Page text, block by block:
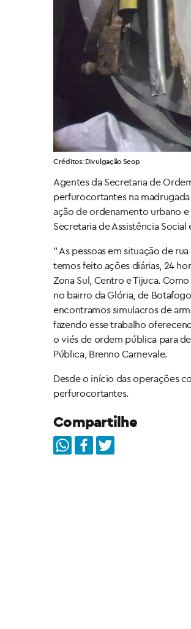
Créditos: Divulgação Seop
Agentes da Secretaria de
perfurocortantes na
ação de ordenamento urbano
Secretaria de Assistência Social
” As pessoas em situação de
temos feito ações diárias, 24
Zona Sul, Centro e Tijuca.
no bairro da Glória, de
encontramos simulacros de
fazendo esse trabalho
o viés de ordem pública para
Pública, Brenno Carnevale.
Desde o início das operações
perfurocortantes.
Compartilhe